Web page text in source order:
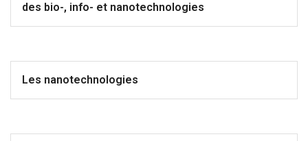
des bio-, info- et nanotechnologies
Les nanotechnologies